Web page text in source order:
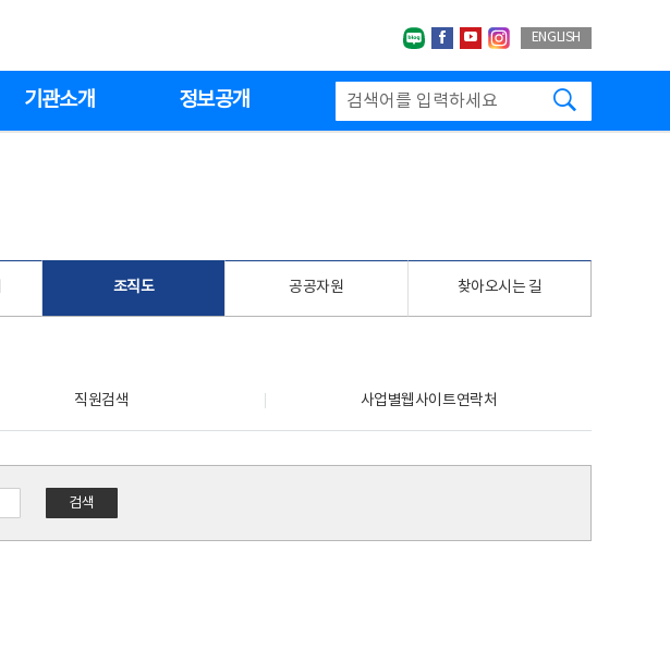
네이버블로그
페이스북
유투브인스타그랩
ENGLISH
기관소개 정보공개
조직도 공공자원 찾아오시는 길
직원검색 사업별웹사이트연락처
검색